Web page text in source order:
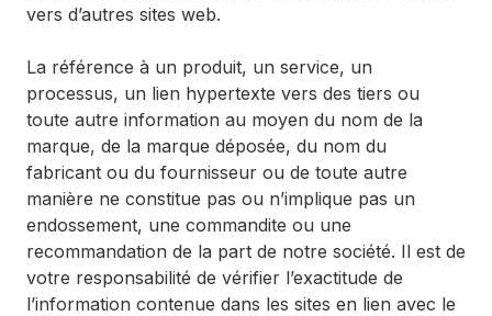
vers d’autres sites web.
La référence à un produit, un service, un
processus, un lien hypertexte vers des tiers ou
toute autre information au moyen du nom de la
marque, de la marque déposée, du nom du
fabricant ou du fournisseur ou de toute autre
manière ne constitue pas ou n’implique pas un
endossement, une commandite ou une
recommandation de la part de notre société. Il est de
votre responsabilité de vérifier l’exactitude de
l’information contenue dans les sites en lien avec le